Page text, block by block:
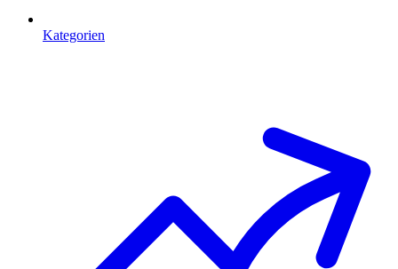
Kategorien